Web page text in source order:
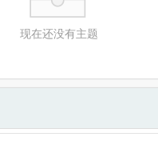
现在还没有主题